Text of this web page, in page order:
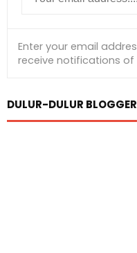
DULUR-DULUR BLOGGER